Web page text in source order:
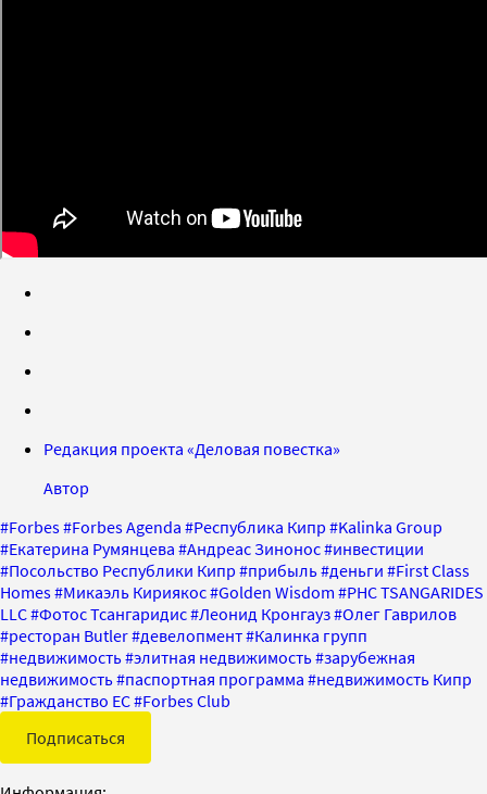
Редакция проекта «Деловая повестка»
Автор
#Forbes#Forbes Agenda #Республика Кипр #Kalinka Group
#Екатерина Румянцева #Андреас Зинонос#инвестиции
#Посольство Республики Кипр #прибыль#деньги #First Class
Homes#Микаэль Кириякос#Golden Wisdom #PHC TSANGARIDES
LLC#Фотос Тсангаридис#Леонид Кронгауз#Олег Гаврилов
#ресторан Butler#девелопмент#Калинка групп
#недвижимость#элитная недвижимость#зарубежная
недвижимость#паспортная программа #недвижимость Кипр
#Гражданство ЕС#Forbes Club
Подписаться